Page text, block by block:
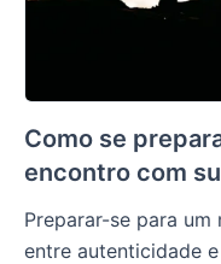
Como se
encontro com
Preparar-se para
entre autenticidade